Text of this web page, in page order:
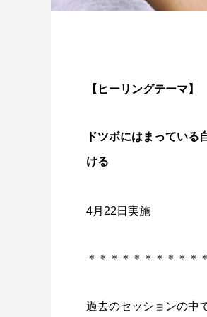
【ヒーリングテーマ】
ドツボにはまってい
ける
4月22日実施
＊＊＊＊＊＊＊＊＊＊
過去のセッションの中